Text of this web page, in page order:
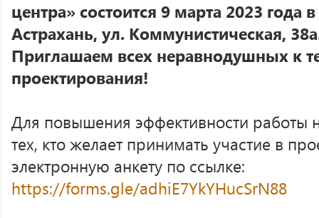
центра» состоится 9 марта 2023 года
Астрахань, ул. Коммунистическая,
Приглашаем всех неравнодушных к
проектирования!
Для повышения эффективности
тех, кто желает принимать участие в
электронную анкету по ссылке:
https://forms.gle/adhiE7YkYHucSrN88